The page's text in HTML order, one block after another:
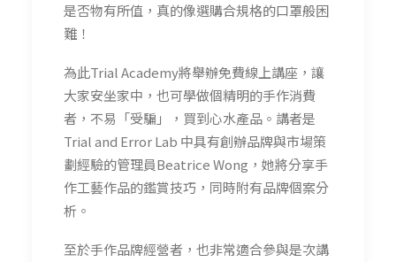
是否物有所值，真的像選購合規格的口罩般困
難！
為此Trial Academy將舉辦免費線上講座，讓
大家安坐家中，也可學做個精明的手作消費
者，不易「受騙」，買到心水產品。講者是
Trial and Error Lab 中具有創辦品牌與市場策
劃經驗的管理員Beatrice Wong，她將分享手
作工藝作品的鑑賞技巧，同時附有品牌個案分
析。
至於手作品牌經營者，也非常適合參與是次講